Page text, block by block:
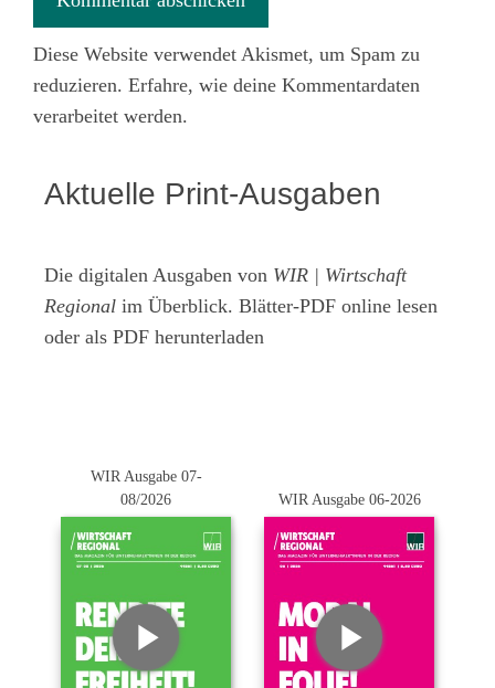
Diese Website verwendet Akismet, um Spam zu
reduzieren. Erfahre, wie deine Kommentardaten
verarbeitet werden.
Aktuelle Print-Ausgaben
Die digitalen Ausgaben von WIR | Wirtschaft
Regional im Überblick. Blätter-PDF online lesen
oder als PDF herunterladen
WIR Ausgabe 07-
08/2026
WIR Ausgabe 06-2026